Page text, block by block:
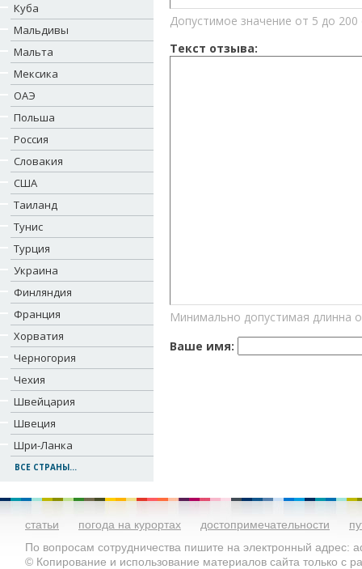
Куба
Мальдивы
Мальта
Мексика
ОАЭ
Польша
Россия
Словакия
США
Таиланд
Тунис
Турция
Украина
Финляндия
Франция
Хорватия
Черногория
Чехия
Швейцария
Швеция
Шри-Ланка
ВСЕ СТРАНЫ...
Допустимое значение от 5 до
Текст отзыва:
Минимально допустимая длинна
Ваше имя:
статьи погода на курортах достопримечательности
По вопросам сотрудничества пишите на электронный адрес:
© Копирование и использование материалов сайта только с